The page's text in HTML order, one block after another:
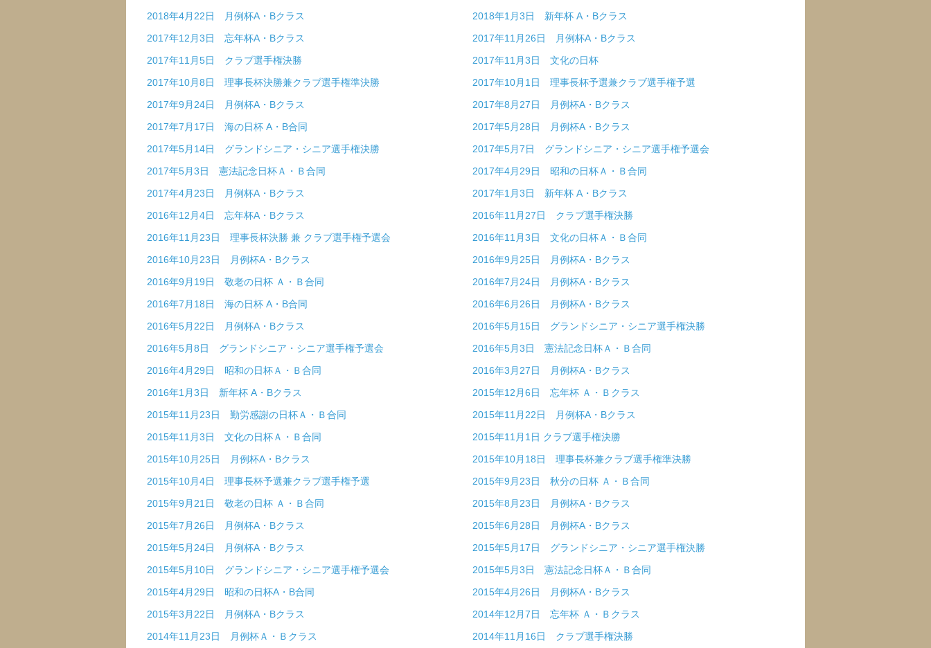
2018年4月22日 月例杯A・Bクラス
2018年1月3日 新年杯 A・Bクラス
2017年12月3日 忘年杯A・Bクラス
2017年11月26日 月例杯A・Bクラス
2017年11月5日 クラブ選手権決勝
2017年11月3日 文化の日杯
2017年10月8日 理事長杯決勝兼クラブ選手権準決勝
2017年10月1日 理事長杯予選兼クラブ選手権予選
2017年9月24日 月例杯A・Bクラス
2017年8月27日 月例杯A・Bクラス
2017年7月17日 海の日杯 A・B合同
2017年5月28日 月例杯A・Bクラス
2017年5月14日 グランドシニア・シニア選手権決勝
2017年5月7日 グランドシニア・シニア選手権予選会
2017年5月3日 憲法記念日杯Ａ・Ｂ合同
2017年4月29日 昭和の日杯Ａ・Ｂ合同
2017年4月23日 月例杯A・Bクラス
2017年1月3日 新年杯 A・Bクラス
2016年12月4日 忘年杯A・Bクラス
2016年11月27日 クラブ選手権決勝
2016年11月23日 理事長杯決勝 兼 クラブ選手権予選会
2016年11月3日 文化の日杯Ａ・Ｂ合同
2016年10月23日 月例杯A・Bクラス
2016年9月25日 月例杯A・Bクラス
2016年9月19日 敬老の日杯 Ａ・Ｂ合同
2016年7月24日 月例杯A・Bクラス
2016年7月18日 海の日杯 A・B合同
2016年6月26日 月例杯A・Bクラス
2016年5月22日 月例杯A・Bクラス
2016年5月15日 グランドシニア・シニア選手権決勝
2016年5月8日 グランドシニア・シニア選手権予選会
2016年5月3日 憲法記念日杯Ａ・Ｂ合同
2016年4月29日 昭和の日杯Ａ・Ｂ合同
2016年3月27日 月例杯A・Bクラス
2016年1月3日 新年杯 A・Bクラス
2015年12月6日 忘年杯 Ａ・Ｂクラス
2015年11月23日 勤労感謝の日杯Ａ・Ｂ合同
2015年11月22日 月例杯A・Bクラス
2015年11月3日 文化の日杯Ａ・Ｂ合同
2015年11月1日 クラブ選手権決勝
2015年10月25日 月例杯A・Bクラス
2015年10月18日 理事長杯兼クラブ選手権準決勝
2015年10月4日 理事長杯予選兼クラブ選手権予選
2015年9月23日 秋分の日杯 Ａ・Ｂ合同
2015年9月21日 敬老の日杯 Ａ・Ｂ合同
2015年8月23日 月例杯A・Bクラス
2015年7月26日 月例杯A・Bクラス
2015年6月28日 月例杯A・Bクラス
2015年5月24日 月例杯A・Bクラス
2015年5月17日 グランドシニア・シニア選手権決勝
2015年5月10日 グランドシニア・シニア選手権予選会
2015年5月3日 憲法記念日杯Ａ・Ｂ合同
2015年4月29日 昭和の日杯A・B合同
2015年4月26日 月例杯A・Bクラス
2015年3月22日 月例杯A・Bクラス
2014年12月7日 忘年杯 Ａ・Ｂクラス
2014年11月23日 月例杯Ａ・Ｂクラス
2014年11月16日 クラブ選手権決勝